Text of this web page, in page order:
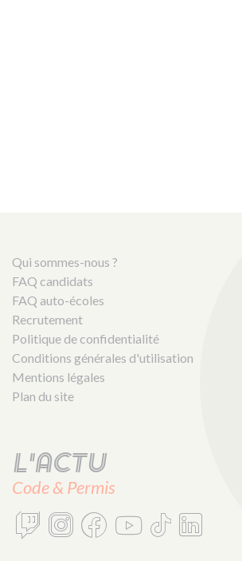
Qui sommes-nous ?
FAQ candidats
FAQ auto-écoles
Recrutement
Politique de confidentialité
Conditions générales d'utilisation
Mentions légales
Plan du site
L'actu
Code & Permis